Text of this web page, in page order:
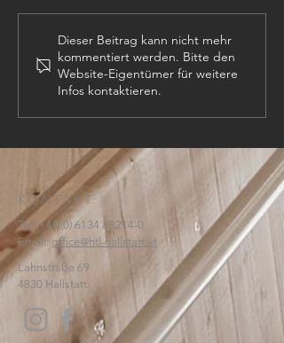
21. Kunst und Möbelgala
2025
Dieser Beitrag kann nicht mehr
kommentiert werden. Bitte den
Website-Eigentümer für weitere
Infos kontaktieren.
KONTAKT:
Tel: +43 (0) 6134 / 8214-0
Email: office@htl-hallstatt.at
Lahnstraße 69
4830 Hallstatt